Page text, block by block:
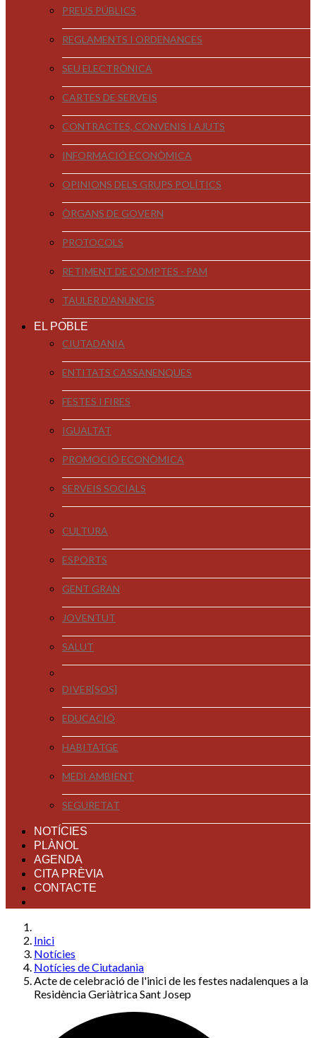
PREUS PÚBLICS
REGLAMENTS I ORDENANCES
SEU ELECTRÒNICA
CARTES DE SERVEIS
CONTRACTES, CONVENIS I AJUTS
INFORMACIÓ ECONÒMICA
OPINIONS DELS GRUPS POLÍTICS
ÒRGANS DE GOVERN
PROTOCOLS
RETIMENT DE COMPTES - PAM
TAULER D'ANUNCIS
EL POBLE
CIUTADANIA
ENTITATS CASSANENQUES
FESTES I FIRES
IGUALTAT
PROMOCIÓ ECONÒMICA
SERVEIS SOCIALS
CULTURA
ESPORTS
GENT GRAN
JOVENTUT
SALUT
DIVER[SOS]
EDUCACIÓ
HABITATGE
MEDI AMBIENT
SEGURETAT
NOTÍCIES
PLÀNOL
AGENDA
CITA PRÈVIA
CONTACTE
Inici
Notícies
Notícies de Ciutadania
Acte de celebració de l'inici de les festes nadalenques a la
Residència Geriàtrica Sant Josep